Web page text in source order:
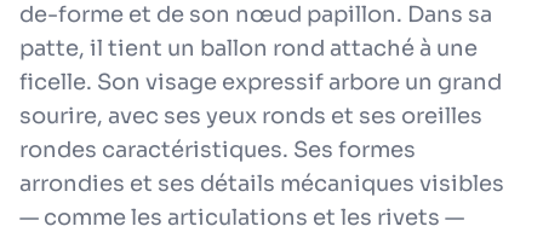
de-forme et de son nœud papillon. Dans sa
patte, il tient un ballon rond attaché à une
ficelle. Son visage expressif arbore un grand
sourire, avec ses yeux ronds et ses oreilles
rondes caractéristiques. Ses formes
arrondies et ses détails mécaniques visibles
— comme les articulations et les rivets —